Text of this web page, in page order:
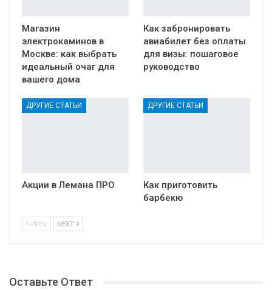
Магазин
электрокаминов в
Москве: как выбрать
идеальный очаг для
вашего дома
Как забронировать
авиабилет без оплаты
для визы: пошаговое
руководство
ДРУГИЕ СТАТЬИ
Акции в Лемана ПРО
ДРУГИЕ СТАТЬИ
Как приготовить
барбекю
PREV NEXT
Оставьте Ответ